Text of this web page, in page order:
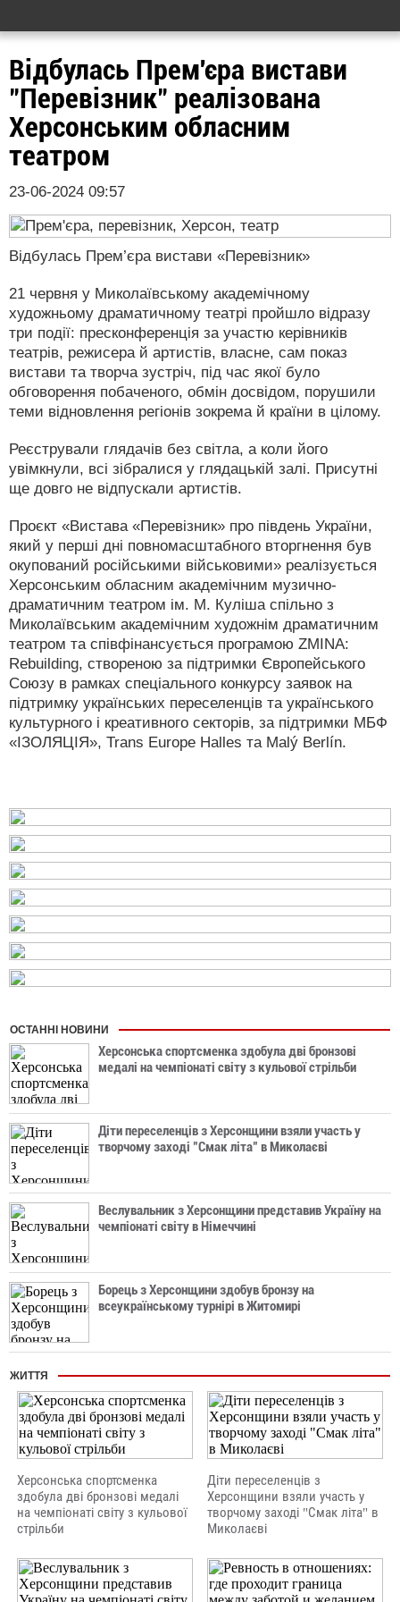
Відбулась Прем'єра вистави
"Перевізник" реалізована
Херсонським обласним
театром
23-06-2024 09:57
Відбулась Прем’єра вистави «Перевізник»
21 червня у Миколаївському академічному
художньому драматичному театрі пройшло відразу
три події: пресконференція за участю керівників
театрів, режисера й артистів, власне, сам показ
вистави та творча зустріч, під час якої було
обговорення побаченого, обмін досвідом, порушили
теми відновлення регіонів зокрема й країни в цілому.
Реєстрували глядачів без світла, а коли його
увімкнули, всі зібралися у глядацькій залі. Присутні
ще довго не відпускали артистів.
Проєкт «Вистава «Перевізник» про південь України,
який у перші дні повномасштабного вторгнення був
окупований російськими військовими» реалізується
Херсонським обласним академічним музично-
драматичним театром ім. М. Куліша спільно з
Миколаївським академічним художнім драматичним
театром та співфінансується програмою ZMINA:
Rebuilding, створеною за підтримки Європейського
Союзу в рамках спеціального конкурсу заявок на
підтримку українських переселенців та українського
культурного і креативного секторів, за підтримки МБФ
«ІЗОЛЯЦІЯ», Trans Europe Halles та Malý Berlín.
ОСТАННІ НОВИНИ
Херсонська спортсменка здобула дві бронзові
медалі на чемпіонаті світу з кульової стрільби
Діти переселенців з Херсонщини взяли участь у
творчому заході "Смак літа" в Миколаєві
Веслувальник з Херсонщини представив Україну на
чемпіонаті світу в Німеччині
Борець з Херсонщини здобув бронзу на
всеукраїнському турнірі в Житомирі
ЖИТТЯ
Херсонська спортсменка
здобула дві бронзові медалі
на чемпіонаті світу з кульової
стрільби
Діти переселенців з
Херсонщини взяли участь у
творчому заході "Смак літа" в
Миколаєві